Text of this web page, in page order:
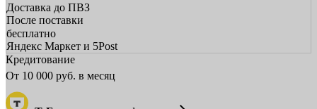
Доставка до ПВЗ
После поставки
бесплатно
Яндекс Маркет и 5Post
Кредитование
От 10 000 руб. в месяц